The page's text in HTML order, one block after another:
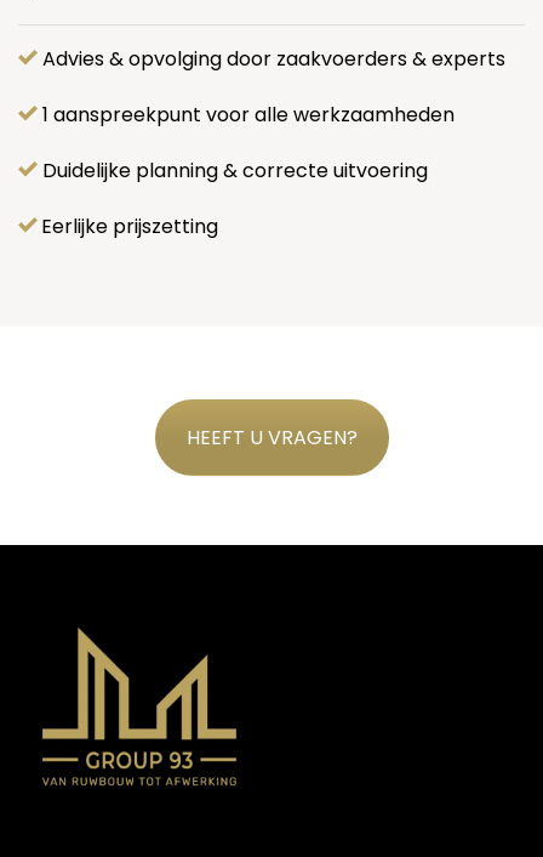
Advies & opvolging door zaakvoerders & experts
1 aanspreekpunt voor alle werkzaamheden
Duidelijke planning & correcte uitvoering
Eerlijke prijszetting
HEEFT U VRAGEN?